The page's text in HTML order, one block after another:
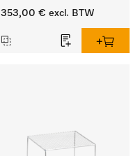
200 mm.
353,00 € excl. BTW